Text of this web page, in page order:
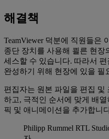
해결책
TeamViewer 덕분에 직원들은
종단 장치를 사용해 쾰른 현장
세스할 수 있습니다. 따라서
완성하기 위해 현장에 있을 필
편집자는 원본 파일을 편집 및
하고, 극적인 순서에 맞게 배
픽 및 애니메이션을 추가합니
Philipp Rummel RTL